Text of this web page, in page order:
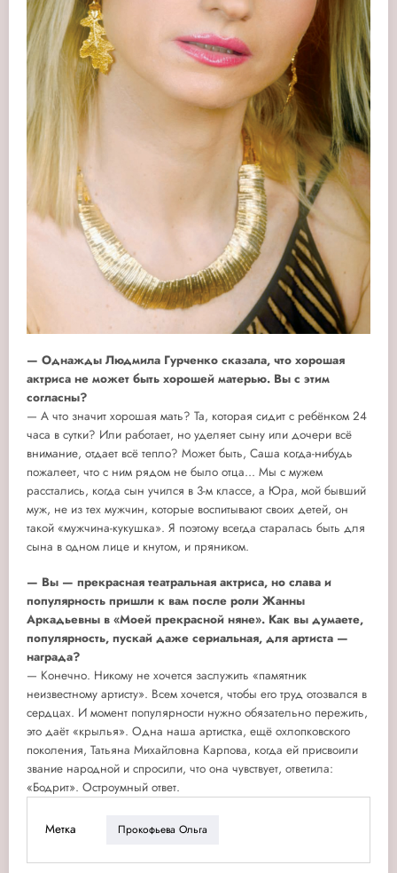
— Однажды Людмила Гурченко сказала, что хорошая
актриса не может быть хорошей матерью. Вы с этим
согласны?
— А что значит хорошая мать? Та, которая сидит с ребёнком 24
часа в сутки? Или работает, но уделяет сыну или дочери всё
внимание, отдает всё тепло? Может быть, Саша когда-нибудь
пожалеет, что с ним рядом не было отца... Мы с мужем
расстались, когда сын учился в 3-м классе, а Юра, мой бывший
муж, не из тех мужчин, которые воспитывают своих детей, он
такой «мужчина-кукушка». Я поэтому всегда старалась быть для
сына в одном лице и кнутом, и пряником.
— Вы — прекрасная театральная актриса, но слава и
популярность пришли к вам после роли Жанны
Аркадьевны в «Моей прекрасной няне». Как вы думаете,
популярность, пускай даже сериальная, для артиста —
награда?
— Конечно. Никому не хочется заслужить «памятник
неизвестному артисту». Всем хочется, чтобы его труд отозвался в
сердцах. И момент популярности нужно обязательно пережить,
это даёт «крылья». Одна наша артистка, ещё охлопковского
поколения, Татьяна Михайловна Карпова, когда ей присвоили
звание народной и спросили, что она чувствует, ответила:
«Бодрит». Остроумный ответ.
Метка Прокофьева Ольга